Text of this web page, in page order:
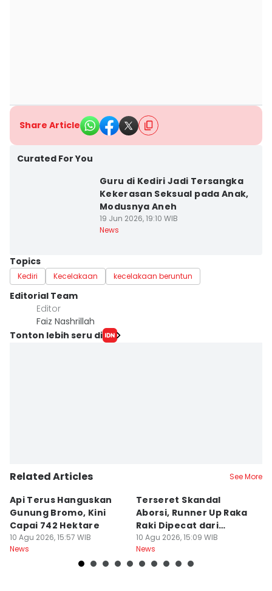
Share Article
Curated For You
Guru di Kediri Jadi Tersangka
Kekerasan Seksual pada Anak,
Modusnya Aneh
19 Jun 2026, 19:10 WIB
News
Topics
Kediri Kecelakaan kecelakaan beruntun
Editorial Team
Editor
Faiz Nashrillah
Tonton lebih seru di
Related Articles See More
Api Terus Hanguskan
Gunung Bromo, Kini
Capai 742 Hektare
10 Agu 2026, 15:57 WIB
News
Terseret Skandal
Aborsi, Runner Up Raka
Raki Dipecat dari
Pemkot Surabaya
10 Agu 2026, 15:09 WIB
News